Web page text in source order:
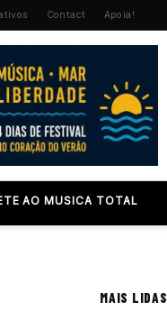
Contact Apoia!
AO MUSICA TOTAL
MAIS LIDAS